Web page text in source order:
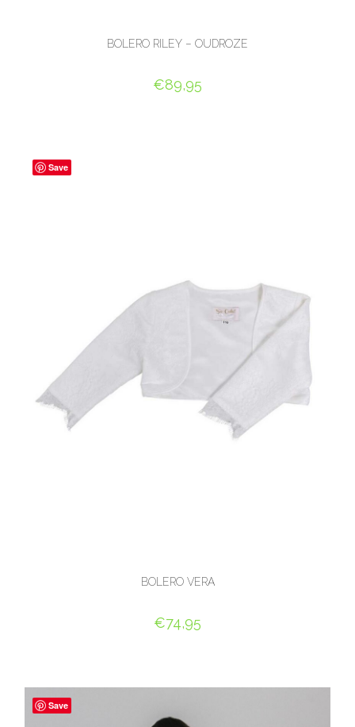
BOLERO RILEY – OUDROZE
€89,95
Save
BOLERO VERA
€74,95
Save